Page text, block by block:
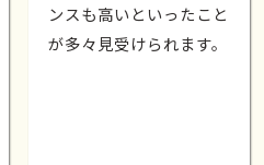
ンスも高いといったこと
が多々見受けられます。